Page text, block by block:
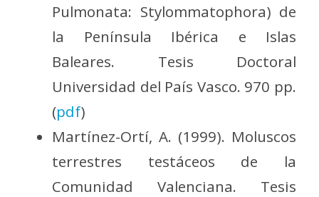
Pulmonata: Stylommatophora) de
la Península Ibérica e Islas
Baleares. Tesis Doctoral
Universidad del País Vasco. 970 pp.
(pdf)
Martínez-Ortí, A. (1999). Moluscos
terrestres testáceos de la
Comunidad Valenciana. Tesis